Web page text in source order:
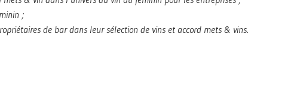
;
de bar dans leur sélection de vins et accord mets & vins.